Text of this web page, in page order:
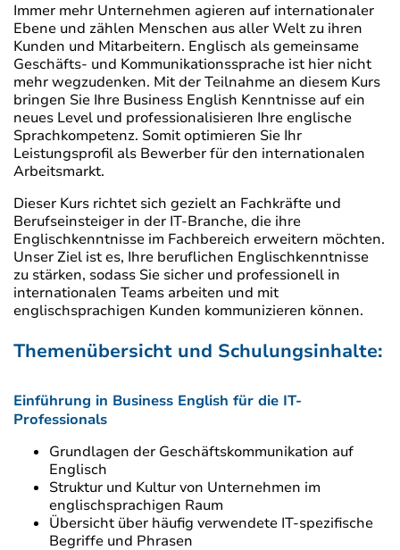
Immer mehr Unternehmen agieren auf internationaler
Ebene und zählen Menschen aus aller Welt zu ihren
Kunden und Mitarbeitern. Englisch als gemeinsame
Geschäfts- und Kommunikationssprache ist hier nicht
mehr wegzudenken. Mit der Teilnahme an diesem Kurs
bringen Sie Ihre Business English Kenntnisse auf ein
neues Level und professionalisieren Ihre englische
Sprachkompetenz. Somit optimieren Sie Ihr
Leistungsprofil als Bewerber für den internationalen
Arbeitsmarkt.
Dieser Kurs richtet sich gezielt an Fachkräfte und
Berufseinsteiger in der IT-Branche, die ihre
Englischkenntnisse im Fachbereich erweitern möchten.
Unser Ziel ist es, Ihre beruflichen Englischkenntnisse
zu stärken, sodass Sie sicher und professionell in
internationalen Teams arbeiten und mit
englischsprachigen Kunden kommunizieren können.
Themenübersicht und Schulungsinhalte:
Einführung in Business English für die IT-
Professionals
Grundlagen der Geschäftskommunikation auf
Englisch
Struktur und Kultur von Unternehmen im
englischsprachigen Raum
Übersicht über häufig verwendete IT-spezifische
Begriffe und Phrasen